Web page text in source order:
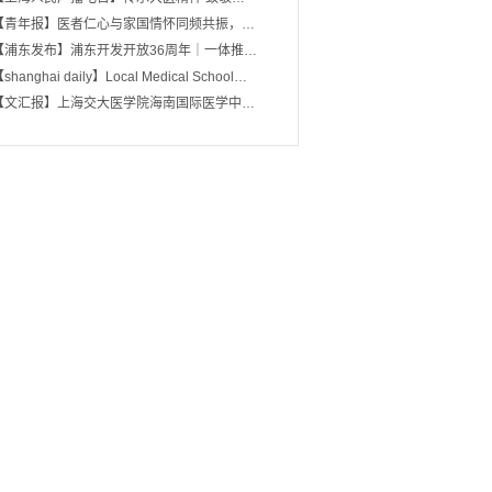
青年报】医者仁心与家国情怀同频共振，…
浦东发布】浦东开发开放36周年｜一体推…
shanghai daily】Local Medical School…
文汇报】上海交大医学院海南国际医学中…